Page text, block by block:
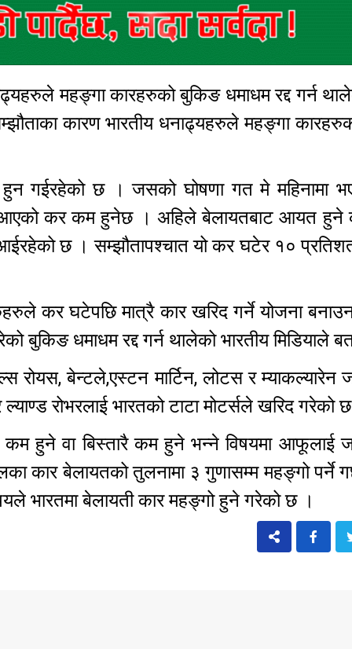
महङ्गा कारहरुको बुकिङ धमाधम रद्द गर्न
कारण भारतीय धनाढ्यहरुले महङ्गा
हुन गईरहेको छ । जसको घोषणा गत मे महिनामा
आएको कर कम हुनेछ । अहिले बेलायतबाट आयत हुने
छ । सम्झौतापश्चात यो कर घटेर १०
कर घटेपछि मात्रै कार खरिद गर्ने योजना
बुकिङ धमाधम रद्द गर्न थालेको भारतीय मिडियाले
रोयस, बेन्टले,एस्टन मार्टिन, लोटस र म्याकल्यारेन
रोभरलाई भारतको टाटा मोटर्सले खरिद गरेको
हुने वा बिस्तारै कम हुने भन्ने विषयमा आफूलाई
कार बेलायतको तुलनामा ३ गुणासम्म महङ्गो पर्ने
भारतमा बेलायती कार महङ्गो हुने गरेको छ ।